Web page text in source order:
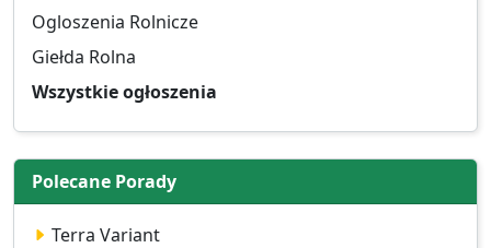
Ogloszenia Rolnicze
Giełda Rolna
Wszystkie ogłoszenia
Polecane Porady
Terra Variant